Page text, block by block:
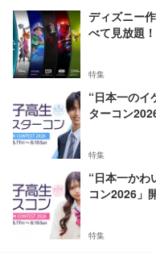
ディズニー
べて見放題！
特集
“日本一のイ
ターコン
特集
“日本一かわ
コン2026」
特集